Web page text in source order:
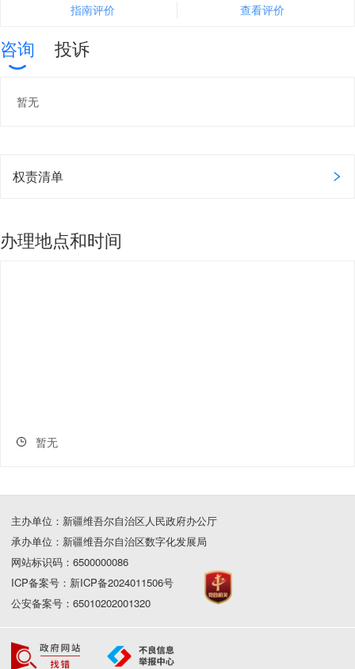
指南评价 查看评价
咨询 投诉
暂无
权责清单
办理地点和时间
暂无
主办单位：新疆维吾尔自治区人民政府办公厅
承办单位：新疆维吾尔自治区数字化发展局
网站标识码：6500000086
ICP备案号：新ICP备2024011506号
公安备案号：65010202001320